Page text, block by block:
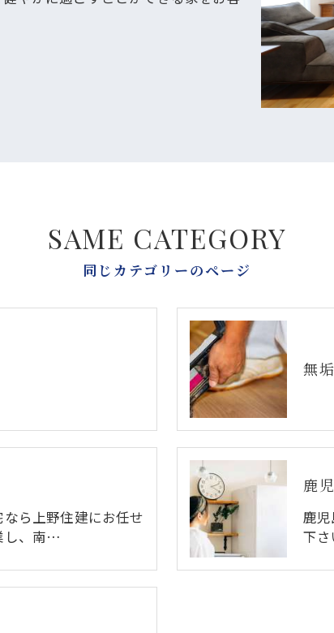
同じカテゴリーのページ
SAME CATEGORY
無
ら上野住建にお任せ
し、南…
鹿
鹿
下